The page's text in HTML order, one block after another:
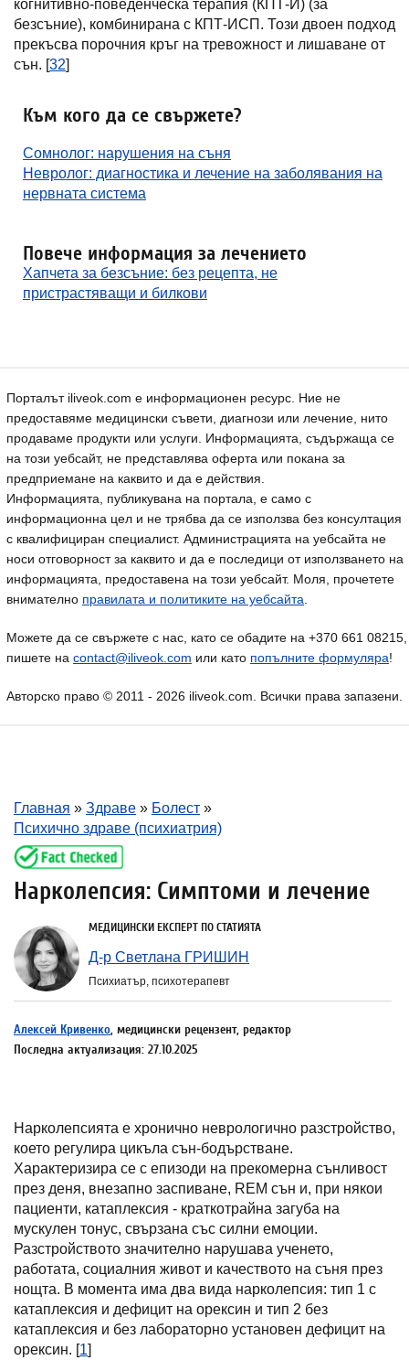
когнитивно-поведенческа терапия (КПТ-И) (за
безсъние), комбинирана с КПТ-ИСП. Този двоен подход
прекъсва порочния кръг на тревожност и лишаване от
сън. [32]
Към кого да се свържете?
Сомнолог: нарушения на съня
Невролог: диагностика и лечение на заболявания на
нервната система
Повече информация за лечението
Хапчета за безсъние: без рецепта, не
пристрастяващи и билкови
Порталът iliveok.com е информационен ресурс. Ние не
предоставяме медицински съвети, диагнози или лечение, нито
продаваме продукти или услуги. Информацията, съдържаща се
на този уебсайт, не представлява оферта или покана за
предприемане на каквито и да е действия.
Информацията, публикувана на портала, е само с
информационна цел и не трябва да се използва без консултация
с квалифициран специалист. Администрацията на уебсайта не
носи отговорност за каквито и да е последици от използването на
информацията, предоставена на този уебсайт. Моля, прочетете
внимателно правилата и политиките на уебсайта
Можете да се свържете с нас, като се обадите на +370 661 08215,
пишете на contact@iliveok.com или като попълните формуляра!
Авторско право © 2011 - 2026 iliveok.com. Всички права запазени.
Главная » Здраве » Болест »
Психично здраве (психиатрия)
Нарколепсия: Симптоми и лечение
МЕДИЦИНСКИ ЕКСПЕРТ ПО СТАТИЯТА
Д-р Светлана ГРИШИН
Психиатър, психотерапевт
Алексей Кривенко, медицински рецензент, редактор
Последна актуализация: 27.10.2025
Нарколепсията е хронично неврологично разстройство,
което регулира цикъла сън-бодърстване.
Характеризира се с епизоди на прекомерна сънливост
през деня, внезапно заспиване, REM сън и, при някои
пациенти, катаплексия - краткотрайна загуба на
мускулен тонус, свързана със силни емоции.
Разстройството значително нарушава ученето,
работата, социалния живот и качеството на съня през
нощта. В момента има два вида нарколепсия: тип 1 с
катаплексия и дефицит на орексин и тип 2 без
катаплексия и без лабораторно установен дефицит на
орексин. [1]